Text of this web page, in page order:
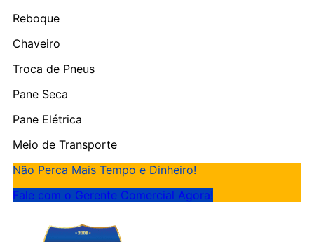
Reboque
Chaveiro
Troca de Pneus
Pane Seca
Pane Elétrica
Meio de Transporte
Não Perca Mais Tempo e Dinheiro!
Fale com o Gerente Comercial Agora!